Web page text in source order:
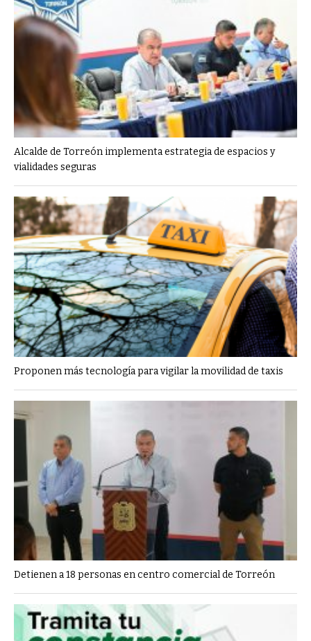
Alcalde de Torreón implementa estrategia de espacios y
vialidades seguras
Proponen más tecnología para vigilar la movilidad de taxis
Detienen a 18 personas en centro comercial de Torreón